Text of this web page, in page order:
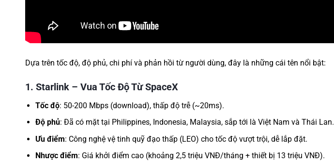
Dựa trên tốc độ, độ phủ, chi phí và phản hồi từ người dùng, đây là những cái tên nổi bật:
1. Starlink – Vua Tốc Độ Từ SpaceX
Tốc độ: 50-200 Mbps (download), thấp độ trễ (~20ms).
Độ phủ: Đã có mặt tại Philippines, Indonesia, Malaysia, sắp tới là Việt Nam và Thái Lan.
Ưu điểm: Công nghệ vệ tinh quỹ đạo thấp (LEO) cho tốc độ vượt trội, dễ lắp đặt.
Nhược điểm: Giá khởi điểm cao (khoảng 2,5 triệu VNĐ/tháng + thiết bị 13 triệu VNĐ).